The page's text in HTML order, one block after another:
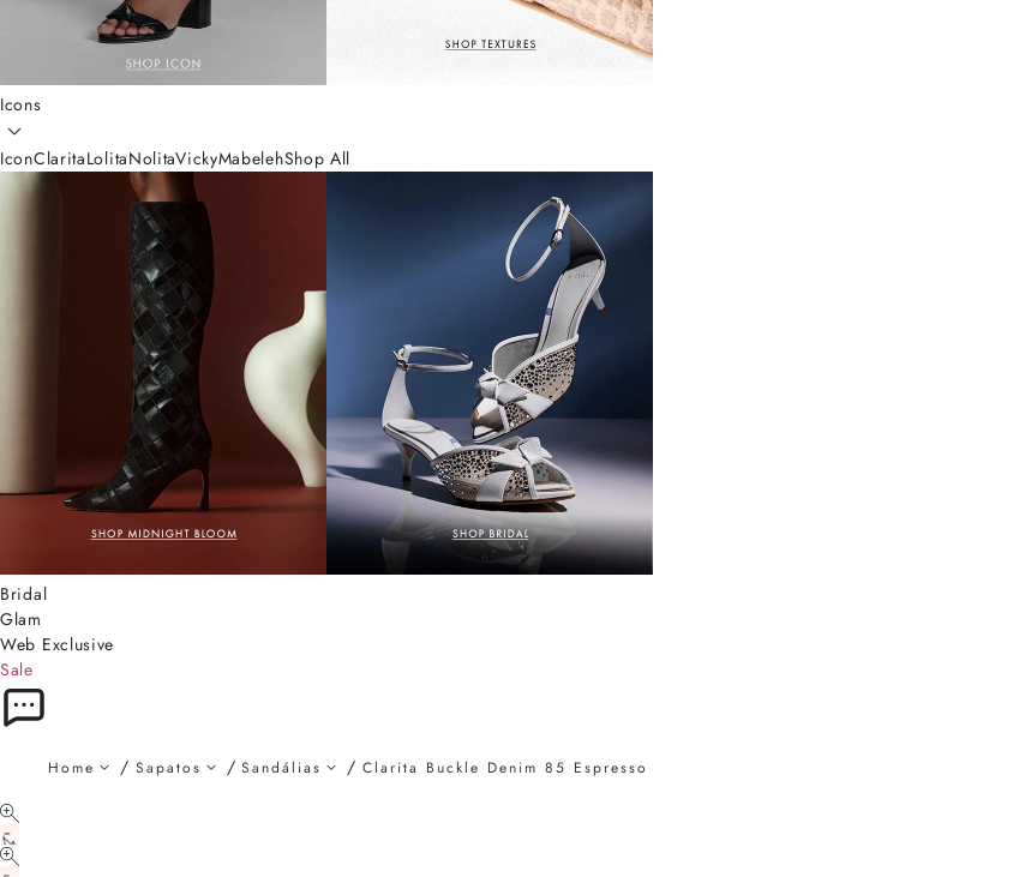
Icons
IconClaritaLolitaNolitaVickyMabelehShop All
Bridal
Glam
Web Exclusive
Sale
Home Sapatos Sandálias Clarita Buckle Denim 85 Espresso